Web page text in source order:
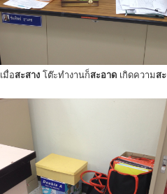
เมื่อสะสางโต๊ะทำงานก็สะอาดเกิดความส